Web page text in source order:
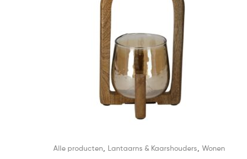
Alle producten, Lantaarns & Kaarshouders, Wonen